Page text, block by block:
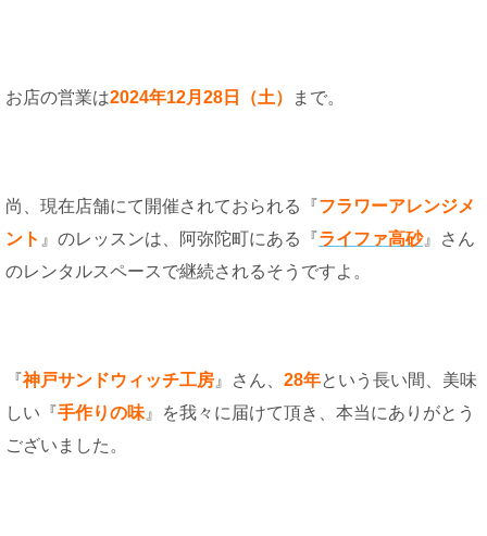
お店の営業は2024年12月28日（土） まで。
尚、現在店舗にて開催されておられる『フラワーアレンジメ
ント 』のレッスンは、阿弥陀町にある『ライファ高砂』さん
のレンタルスペースで継続されるそうですよ。
『神戸サンドウィッチ工房 』さん、 28年という長い間、美味
しい『手作りの味 』を我々に届けて頂き、本当にありがとう
ございました。